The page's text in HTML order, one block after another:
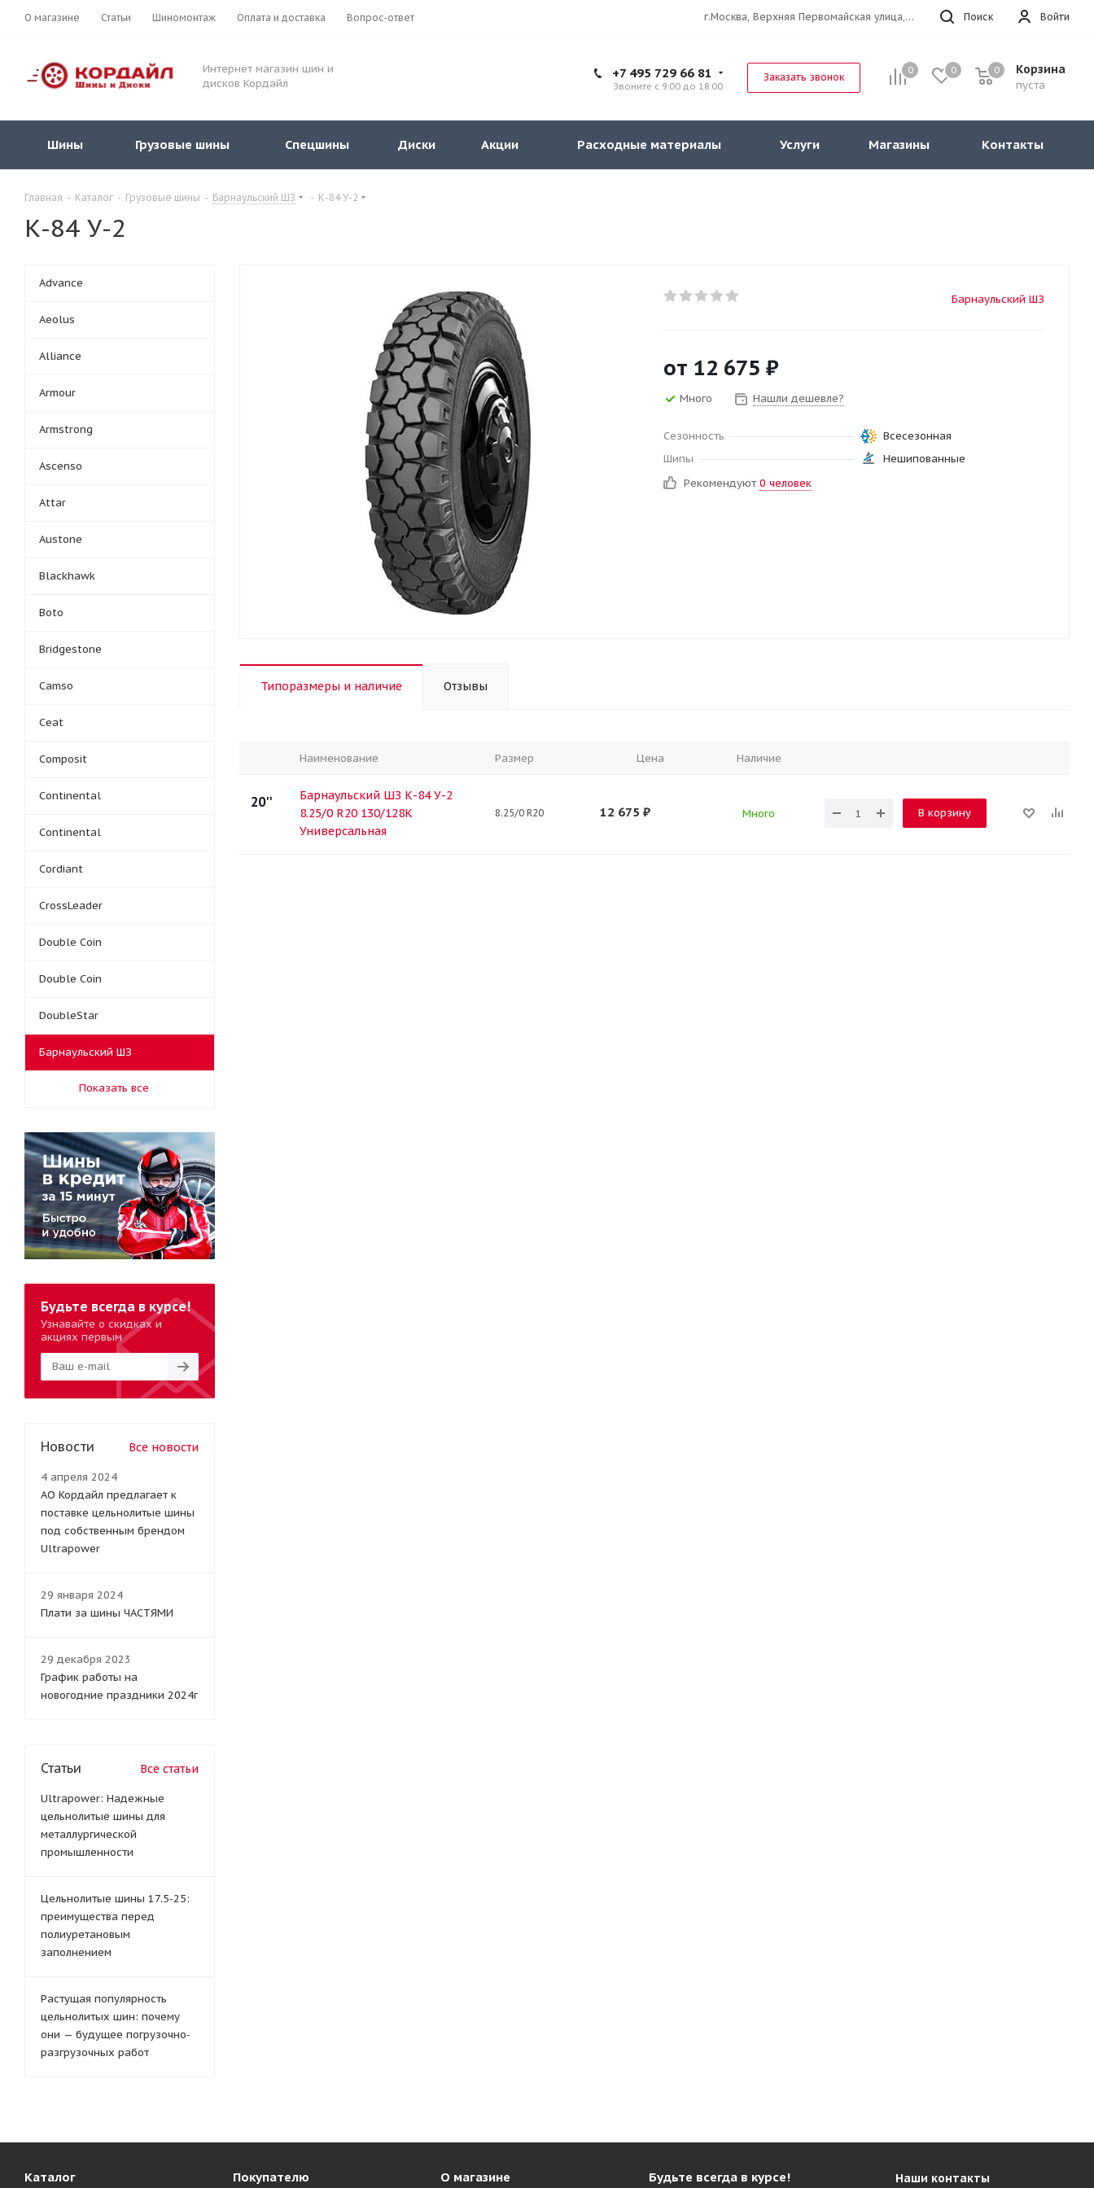
О магазине Статьи Шиномонтаж Оплата и доставка Вопрос-ответ Войти
Поиск
г.Москва, Верхняя Первомайская улица, 47к11 офис 214
Интернет магазин шин и
дисков Кордайл
0 0 Корзина
пуста
0
+7 495 729 66 81
Звоните с 9:00 до 18:00
Заказать звонок
Шины Грузовые шины Спецшины Диски Акции Расходные материалы Услуги Магазины Контакты
Главная - Каталог - Грузовые шины - Барнаульский ШЗ - К-84 У-2
К-84 У-2
Барнаульский ШЗ
от 12 675 ₽
Много Нашли дешевле?
Сезонность
Всесезонная
Шипы
Нешипованные
Рекомендуют 0 человек
Типоразмеры и наличие Отзывы
Наименование Размер Цена Наличие
20''
Барнаульский ШЗ К-84 У-2
8.25/0 R20 130/128K
Универсальная
8.25/0 R20 12 675 ₽ Много В корзину
Advance
Aeolus
Alliance
Armour
Armstrong
Ascenso
Attar
Austone
Blackhawk
Boto
Bridgestone
Camso
Ceat
Composit
Continental
Continental
Cordiant
CrossLeader
Double Coin
Double Coin
DoubleStar
Барнаульский ШЗ
Показать все
Будьте всегда в курсе!
Узнавайте о скидках и
акциях первым
Новости Все новости
4 апреля 2024
АО Кордайл предлагает к
поставке цельнолитые шины
под собственным брендом
Ultrapower
29 января 2024
Плати за шины ЧАСТЯМИ
29 декабря 2023
График работы на
новогодние праздники 2024г
Статьи Все статьи
Ultrapower: Надежные
цельнолитые шины для
металлургической
промышленности
Цельнолитые шины 17.5-25:
преимущества перед
полиуретановым
заполнением
Растущая популярность
цельнолитых шин: почему
они — будущее погрузочно-
разгрузочных работ
Каталог Покупателю О магазине Будьте всегда в курсе! Наши контакты